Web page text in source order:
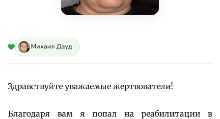
Михаил Дауд
Здравствуйте уважаемые жертвователи!
Благодаря вам я попал на реабилитации в